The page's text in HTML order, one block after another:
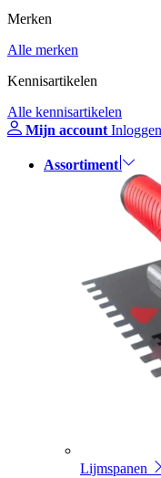
Merken
Alle merken
Kennisartikelen
Alle kennisartikelen
Mijn account Inloggen
Assortiment
Lijmspanen